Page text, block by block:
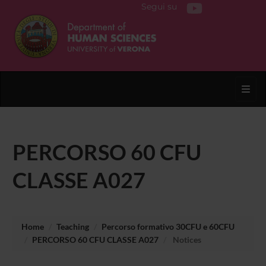
Segui su
PERCORSO 60 CFU
CLASSE A027
Home Teaching
Percorso formativo 30CFU e 60CFU
PERCORSO 60 CFU CLASSE A027
Notices